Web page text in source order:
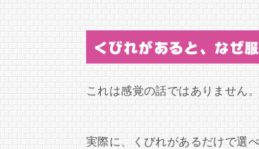
くびれがあると、なぜ
これは感覚の話ではありません。
実際に、くびれがあるだけで選